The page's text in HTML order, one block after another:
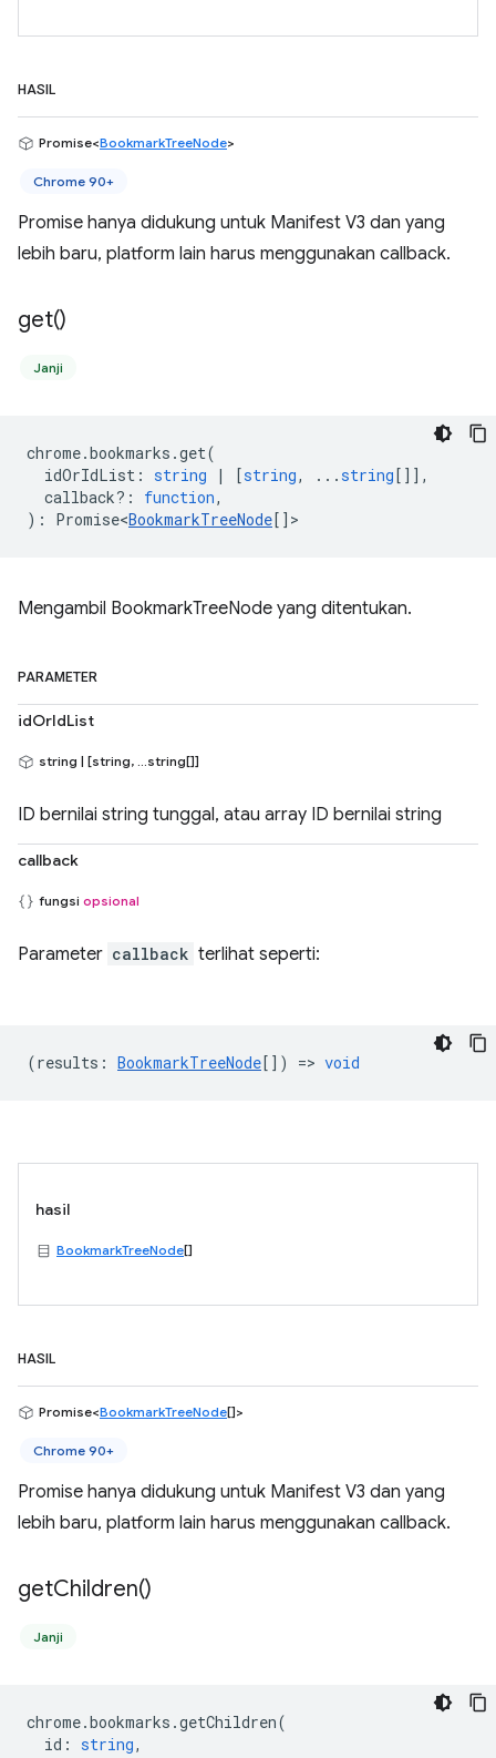
HASIL
Promise<BookmarkTreeNode>
Chrome 90+
Promise hanya didukung untuk Manifest V3 dan yang
lebih baru, platform lain harus menggunakan callback.
get()
Janji
chrome.bookmarks .get(
idOrIdList : string | [string, ...string[]],
callback? : function,
) : Promise<BookmarkTreeNode[] >
Mengambil BookmarkTreeNode yang ditentukan.
PARAMETER
idOrIdList
string | [string, ...string[]]
ID bernilai string tunggal, atau array ID bernilai string
callback
fungsi opsional
Parameter callback terlihat seperti:
(results : BookmarkTreeNode[]) => void
hasil
BookmarkTreeNode[]
HASIL
Promise<BookmarkTreeNode[]>
Chrome 90+
Promise hanya didukung untuk Manifest V3 dan yang
lebih baru, platform lain harus menggunakan callback.
getChildren()
Janji
chrome.bookmarks .getChildren(
id : string,